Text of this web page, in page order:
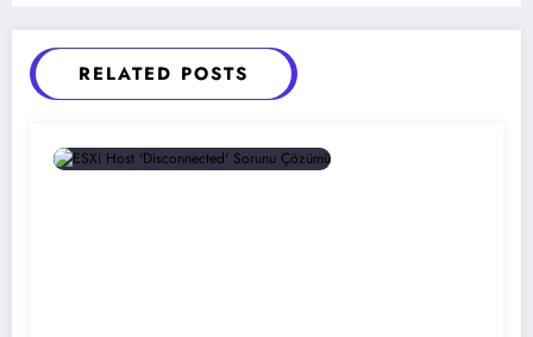
RELATED POSTS